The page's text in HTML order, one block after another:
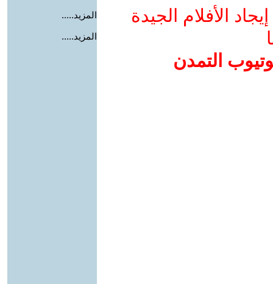
الأفلام الجيدة
التمدن
المزيد.....
المزيد.....